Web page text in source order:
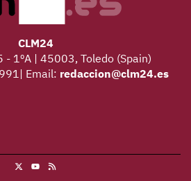
CLM24
- 1ºA | 45003, Toledo (Spain)
Email: redaccion@clm24.es